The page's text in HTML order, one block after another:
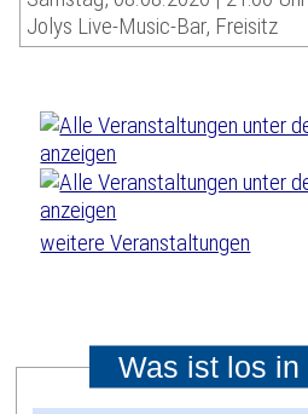
Jolys Live-Music-Bar, Freisitz
weitere Veranstaltungen
Was ist los in